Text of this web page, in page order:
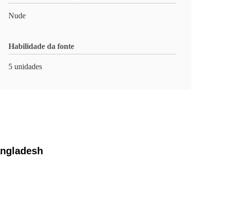
Nude
Habilidade da fonte
5 unidades